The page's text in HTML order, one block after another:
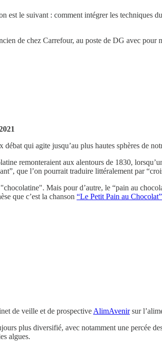
le suivant : comment intégrer les techniques
de chez Carrefour, au poste de DG avec pour
qui agite jusqu’au plus hautes sphères de
remonteraient aux alentours de 1830,
que l’on pourrait traduire littéralement par
Mais pour d’autre, le “pain au
que c’est la chanson “Le Petit Pain au
de veille et de prospective AlimAvenirsur
plus diversifié, avec notamment une percée
algues.